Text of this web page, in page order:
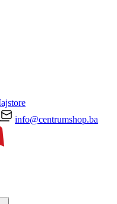
info@centrumshop.ba